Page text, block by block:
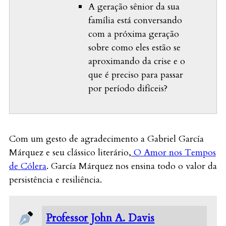
A geração sênior da sua
família está conversando
com a próxima geração
sobre como eles estão se
aproximando da crise e o
que é preciso para passar
por período difíceis?
Com um gesto de agradecimento a Gabriel García
Márquez e seu clássico literário,O Amor nos Tempos
de Cólera. García Márquez nos ensina todo o valor da
persistência e resiliência.
Professor John A. Davis